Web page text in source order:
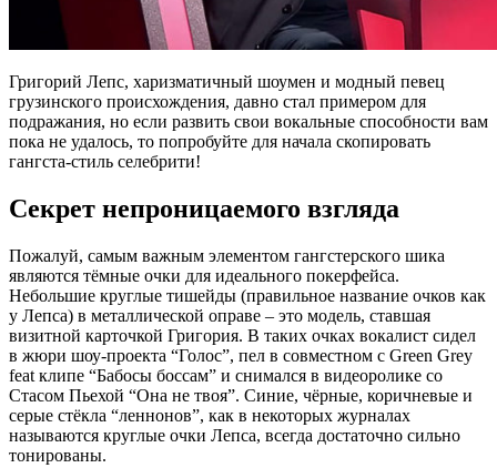
Григорий Лепс, харизматичный шоумен и модный певец
грузинского происхождения, давно стал примером для
подражания, но если развить свои вокальные способности вам
пока не удалось, то попробуйте для начала скопировать
гангста-стиль селебрити!
Секрет непроницаемого взгляда
Пожалуй, самым важным элементом гангстерского шика
являются тёмные очки для идеального покерфейса.
Небольшие круглые тишейды (правильное название очков как
у Лепса) в металлической оправе – это модель, ставшая
визитной карточкой Григория. В таких очках вокалист сидел
в жюри шоу-проекта “Голос”, пел в совместном с Green Grey
feat клипе “Бабосы боссам” и снимался в видеоролике со
Стасом Пьехой “Она не твоя”. Синие, чёрные, коричневые и
серые стёкла “леннонов”, как в некоторых журналах
называются круглые очки Лепса, всегда достаточно сильно
тонированы.